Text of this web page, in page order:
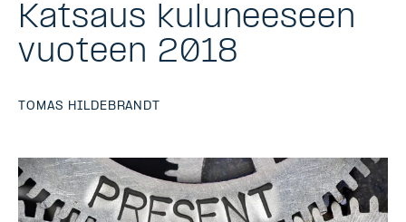
Katsaus kuluneeseen
vuoteen 2018
TOMAS HILDEBRANDT